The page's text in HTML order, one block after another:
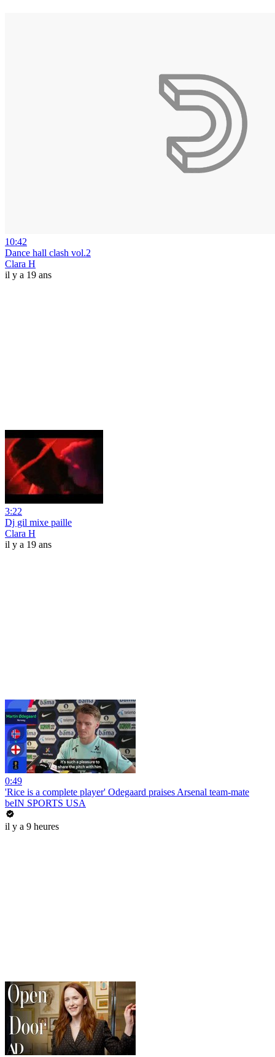
10:42
Dance hall clash vol.2
Clara H
il y a 19 ans
3:22
Dj gil mixe paille
Clara H
il y a 19 ans
0:49
'Rice is a complete player' Odegaard praises Arsenal team-mate
beIN SPORTS USA
il y a 9 heures